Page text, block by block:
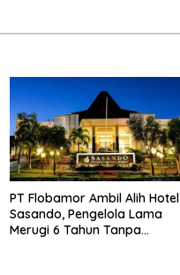
PT Flobamor Ambil Alih Hotel
Sasando, Pengelola Lama
Merugi 6 Tahun Tanpa